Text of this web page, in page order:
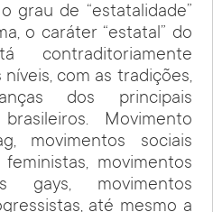
grau de “estatalidade”
o caráter “estatal” do
contraditoriamente
com as tradições,
dos principais
Movimento
movimentos sociais
movimentos
gays, movimentos
até mesmo a